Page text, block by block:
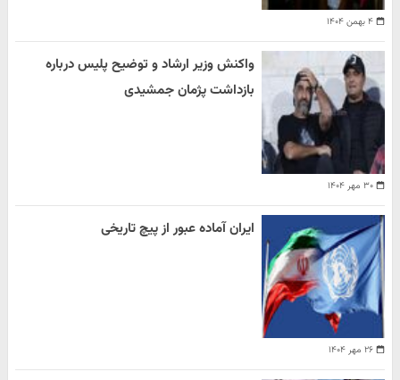
۴ بهمن ۱۴۰۴
۳۰ مهر ۱۴۰۴
واکنش وزیر ارشاد و توضیح پلیس درباره
بازداشت پژمان جمشیدی
۲۶ مهر ۱۴۰۴
ایران آماده عبور از پیچ تاریخی